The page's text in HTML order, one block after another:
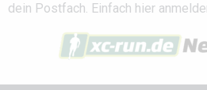
dein Postfach. Einfach hier